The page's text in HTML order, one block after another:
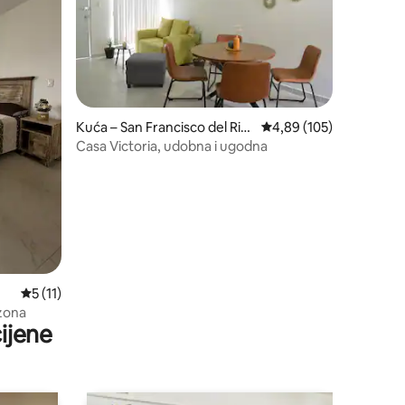
Prosječna ocjena: 5/5, recenzija: 11
5 (11)
Kuća – San Francisco del Rin
cón
Prosječna ocjena:
4,89 (105)
Casa Victoria, udobna i ugodna